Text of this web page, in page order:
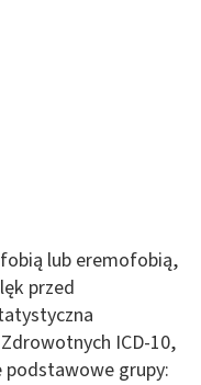
lub eremofobią,
przed
ICD-10,
podstawowe grupy: